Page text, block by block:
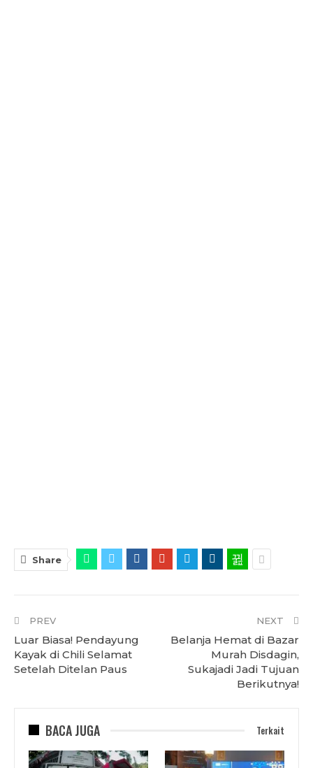
Share
PREV
Luar Biasa! Pendayung
Kayak di Chili Selamat
Setelah Ditelan Paus
NEXT
Belanja Hemat di Bazar
Murah Disdagin,
Sukajadi Jadi Tujuan
Berikutnya!
BACA JUGA Terkait